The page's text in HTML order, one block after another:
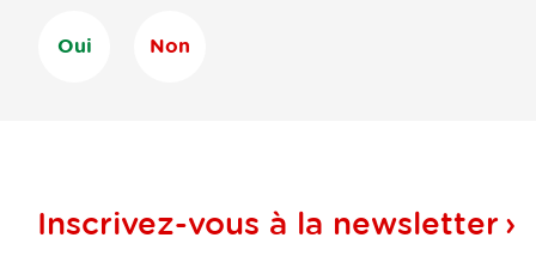
Oui Non
Inscrivez-vous à la newsletter